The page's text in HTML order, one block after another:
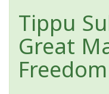
Tippu
Great
Freedom